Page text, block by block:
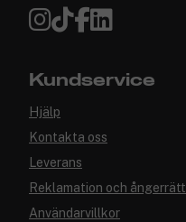
Kundservice
Hjälp
Kontakta oss
Leverans
Reklamation och ångerrätt
Användarvillkor